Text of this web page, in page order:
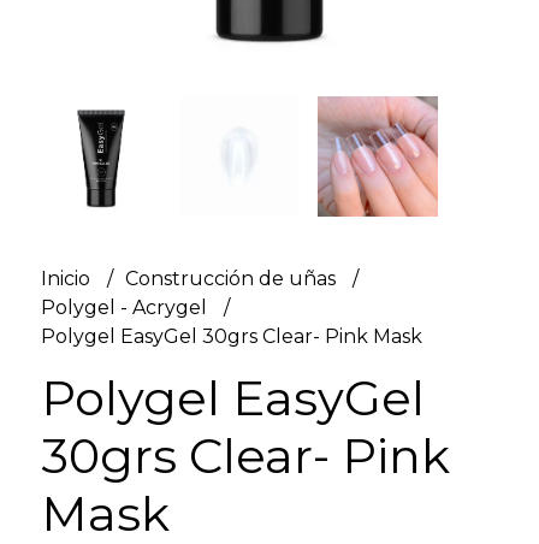
Inicio
Construcción de uñas
Polygel - Acrygel
Polygel EasyGel 30grs Clear- Pink Mask
Polygel EasyGel
30grs Clear- Pink
Mask